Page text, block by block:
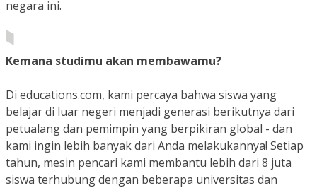
negara ini.
Kemana studimu akan membawamu?
Di educations.com, kami percaya bahwa siswa yang
belajar di luar negeri menjadi generasi berikutnya dari
petualang dan pemimpin yang berpikiran global - dan
kami ingin lebih banyak dari Anda melakukannya! Setiap
tahun, mesin pencari kami membantu lebih dari 8 juta
siswa terhubung dengan beberapa universitas dan